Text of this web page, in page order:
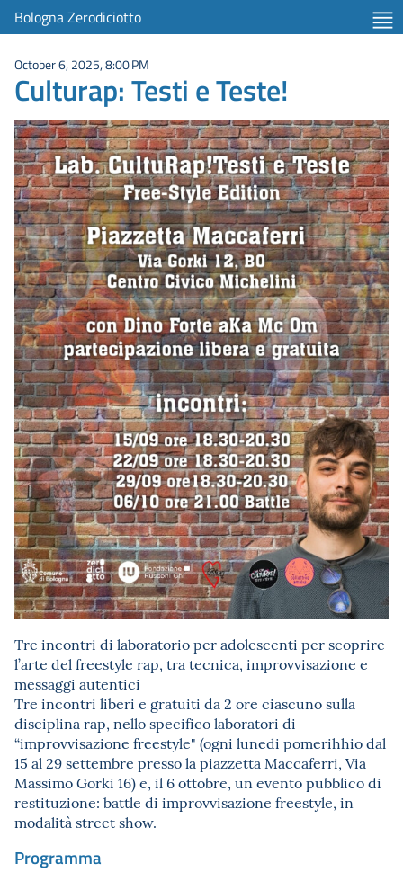
Bologna Zerodiciotto
October 6, 2025, 8:00 PM
Culturap: Testi e Teste!
Tre incontri di laboratorio per adolescenti per scoprire
l’arte del freestyle rap, tra tecnica, improvvisazione e
messaggi autentici
Tre incontri liberi e gratuiti da 2 ore ciascuno sulla
disciplina rap, nello specifico laboratori di
“improvvisazione freestyle" (ogni lunedi pomerihhio dal
15 al 29 settembre presso la piazzetta Maccaferri, Via
Massimo Gorki 16) e, il 6 ottobre, un evento pubblico di
restituzione: battle di improvvisazione freestyle, in
modalità street show.
Programma